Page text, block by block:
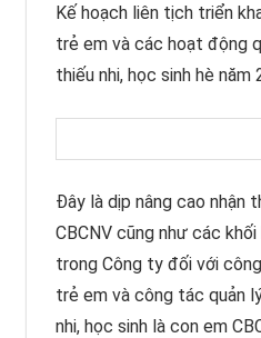
Kế hoạch liên tịch triển
trẻ em và các hoạt động
thiếu nhi, học sinh hè năm
Đây là dịp nâng cao nhận
CBCNV cũng như các
trong Công ty đối với
trẻ em và công tác quản
nhi, học sinh là con em